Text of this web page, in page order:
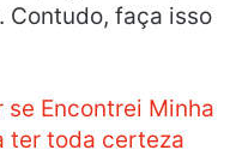
Contudo, faça isso
se Encontrei Minha
ter toda certeza